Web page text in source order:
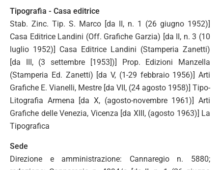
Tipografia - Casa editrice
Stab. Zinc. Tip. S. Marco [da II, n. 1 (26 giugno 1952)]
Casa Editrice Landini (Off. Grafiche Garzia) [da II, n. 3 (10
luglio 1952)] Casa Editrice Landini (Stamperia Zanetti)
[da III, (3 settembre [1953])] Prop. Edizioni Manzella
(Stamperia Ed. Zanetti) [da V, (1-29 febbraio 1956)] Arti
Grafiche E. Vianelli, Mestre [da VII, (24 agosto 1958)] Tipo-
Litografia Armena [da X, (agosto-novembre 1961)] Arti
Grafiche delle Venezia, Vicenza [da XIII, (agosto 1963)] La
Tipografica
Sede
Direzione e amministrazione: Cannaregio n. 5880;